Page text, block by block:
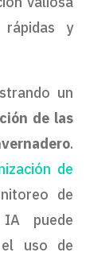
y
un
de las
.
de
de
puede
uso de